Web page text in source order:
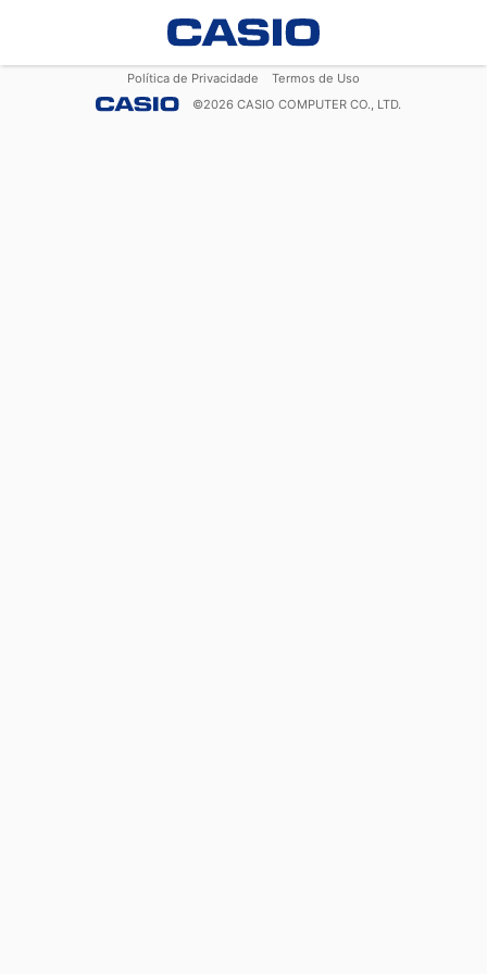
Política de Privacidade
Termos de Uso
©2026 CASIO COMPUTER CO., LTD.